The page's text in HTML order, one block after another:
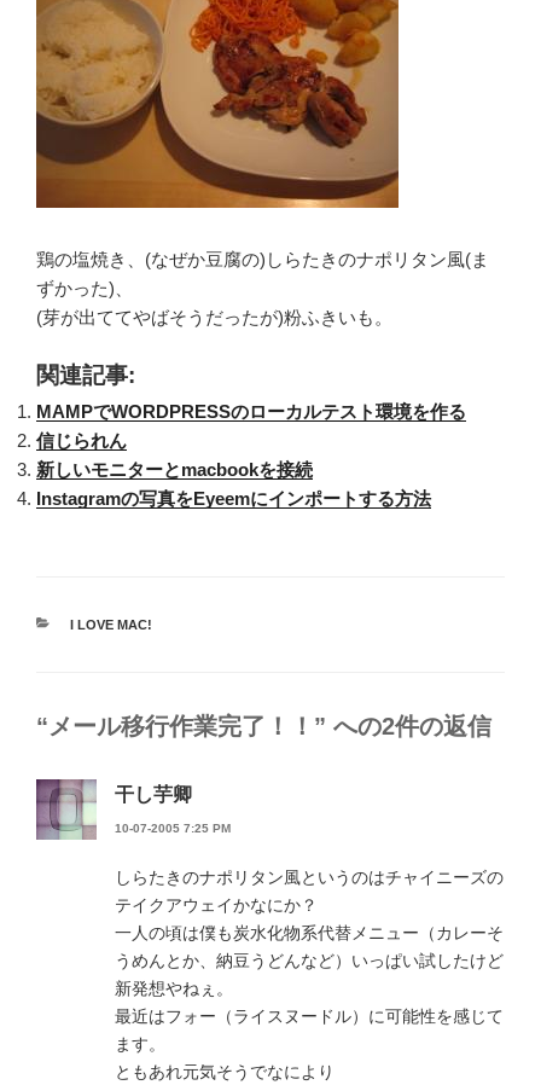
鶏の塩焼き、(なぜか豆腐の)しらたきのナポリタン風(ま
ずかった)、
(芽が出ててやばそうだったが)粉ふきいも。
関連記事:
MAMPでWORDPRESSのローカルテスト環境を作る
信じられん
新しいモニターとmacbookを接続
Instagramの写真をEyeemにインポートする方法
カI LOVE MAC!
“メール移行作業完了！！” への2件の返信
干し芋卿
10-07-2005 7:25 PM
しらたきのナポリタン風というのはチャイニーズの
テイクアウェイかなにか？
一人の頃は僕も炭水化物系代替メニュー（カレーそ
うめんとか、納豆うどんなど）いっぱい試したけど
新発想やねぇ。
最近はフォー（ライスヌードル）に可能性を感じて
ます。
ともあれ元気そうでなにより